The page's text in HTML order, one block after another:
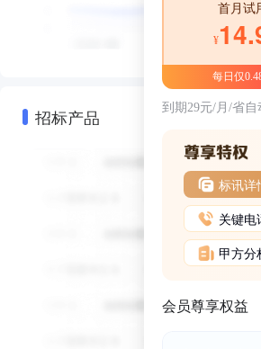
招标产品
首月试
¥
每日仅
到期29元/月/省自
标讯详
关键电
甲方分
会员尊享权益